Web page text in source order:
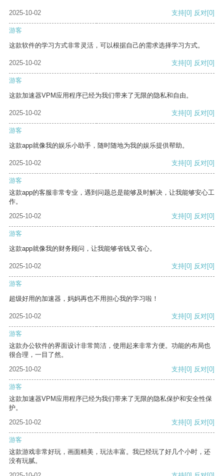
2025-10-02 支持[0] 反对[0]
游客
这款软件的学习方式非常灵活，可以根据自己的需求选择学习方式。
2025-10-02 支持[0] 反对[0]
游客
这款加速器VPM应用程序已经为我们带来了无限的隐私和自由。
2025-10-02 支持[0] 反对[0]
游客
这款app就像我的娱乐小助手，随时随地为我的娱乐提供帮助。
2025-10-02 支持[0] 反对[0]
游客
这款app的客服非常专业，遇到问题总是能够及时解决，让我能够安心工
作。
2025-10-02
支持[0] 反对[0]
游客
这款app就像我的财务顾问，让我能够省钱又省心。
2025-10-02 支持[0] 反对[0]
游客
超级好用的加速器，妈妈再也不用担心我的学习啦！
2025-10-02 支持[0] 反对[0]
游客
这款办公软件的界面设计非常简洁，使用起来非常方便。功能的布局也
很合理，一目了然。
2025-10-02
支持[0] 反对[0]
游客
这款加速器VPM应用程序已经为我们带来了无限的隐私保护和安全性保
护。
2025-10-02
支持[0] 反对[0]
游客
这款游戏非常好玩，画面精美，玩法丰富。我已经玩了好几个小时，还
没有玩腻。